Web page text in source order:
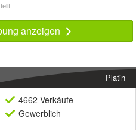
anzeigen
Platin
4662 Verkäufe
Gewerblich